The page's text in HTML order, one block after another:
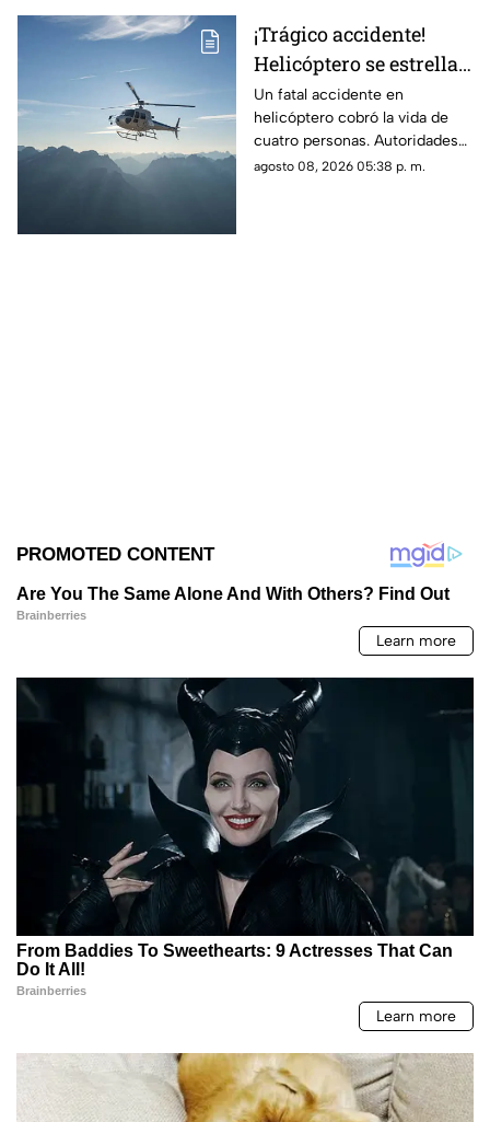
¡Trágico accidente!
Helicóptero se estrella
en zona boscosa y
mueren cuatro
personas
Un fatal accidente en
helicóptero cobró la vida de
cuatro personas. Autoridades
confirmaron que la aeronave
agosto 08, 2026 05:38 p. m.